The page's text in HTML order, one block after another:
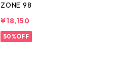
ZONE 98
¥18,150
50%OFF